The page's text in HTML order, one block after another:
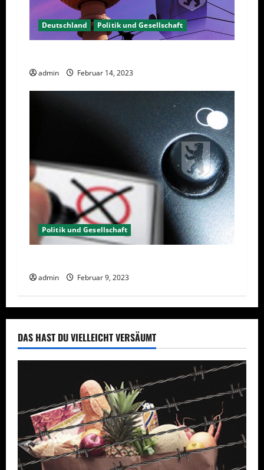
Deutschland Politik und Gesellschaft
admin Februar 14, 2023
Politik und Gesellschaft
admin Februar 9, 2023
DAS HAST DU VIELLEICHT VERSÄUMT